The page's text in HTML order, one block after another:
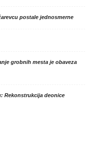
postale jednosmerne
grobnih mesta je obaveza
Rekonstrukcija deonice